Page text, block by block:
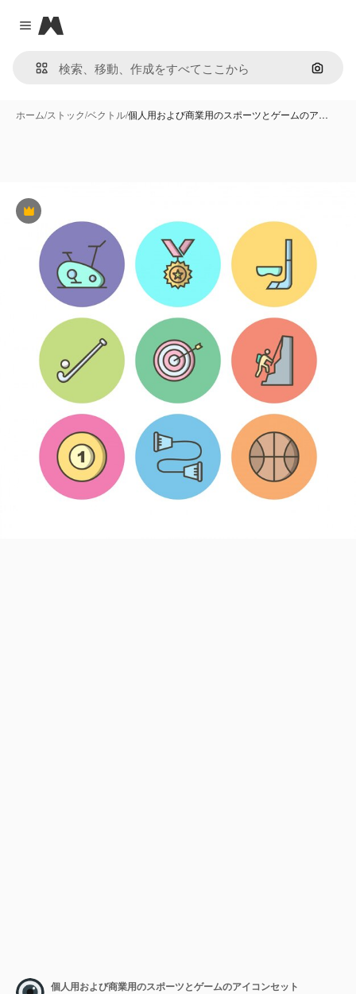
Close menu
Magnific
画像で
ホーム/ストック/ベクトル/個人用および商業用のスポーツとゲームのア…
Premium
個人用および商業用のスポーツとゲームのアイコンセット